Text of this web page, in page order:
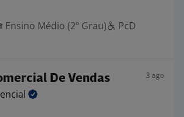
Ensino Médio (2º Grau)
PcD
De Vendas 3 ago